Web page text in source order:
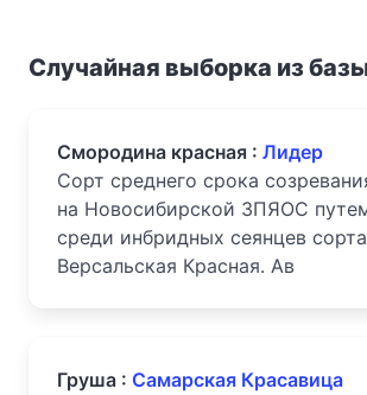
Случайная выборка из
Смородина красная : Лидер
Сорт среднего срока
на Новосибирской ЗПЯОС
среди инбридных сеянцев сорта
Версальская Красная. Ав
Груша : Самарская Красавица